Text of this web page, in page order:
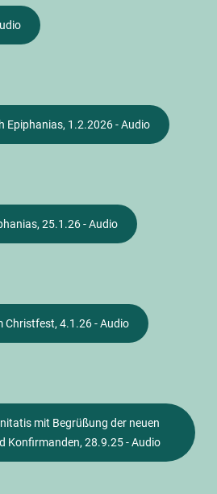
Epiphanias, 1.2.2026 - Audio
25.1.26 - Audio
Christfest, 4.1.26 - Audio
mit Begrüßung der neuen
Konfirmanden, 28.9.25 - Audio